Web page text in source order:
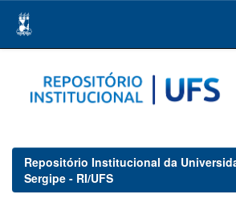
navigation
Repositório Institucional da
Sergipe - RI/UFS